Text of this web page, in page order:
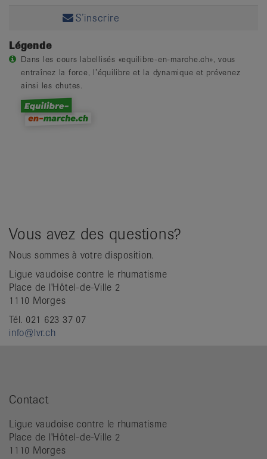
S’inscrire
Légende
Dans les cours labellisés «equilibre-en-marche.ch», vous
entraînez la force, l’équilibre et la dynamique et prévenez
ainsi les chutes.
Vous avez des questions?
Nous sommes à votre disposition.
Ligue vaudoise contre le rhumatisme
Place de l'Hôtel-de-Ville 2
1110 Morges
Tél. 021 623 37 07
info@lvr.ch
Contact
Ligue vaudoise contre le rhumatisme
Place de l'Hôtel-de-Ville 2
1110 Morges